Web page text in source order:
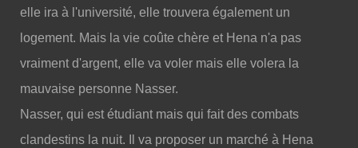
elle ira à l'université, elle trouvera également un
logement. Mais la vie coûte chère et Hena n'a pas
vraiment d'argent, elle va voler mais elle volera la
mauvaise personne Nasser.
Nasser, qui est étudiant mais qui fait des combats
clandestins la nuit. Il va proposer un marché à Hena